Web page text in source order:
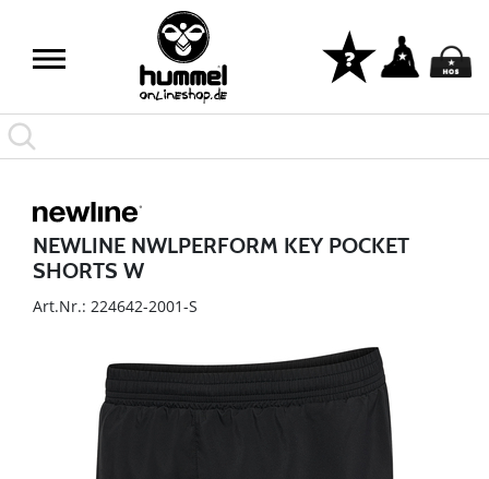
NEWLINE NWLPERFORM KEY POCKET
SHORTS W
Art.Nr.: 224642-2001-S